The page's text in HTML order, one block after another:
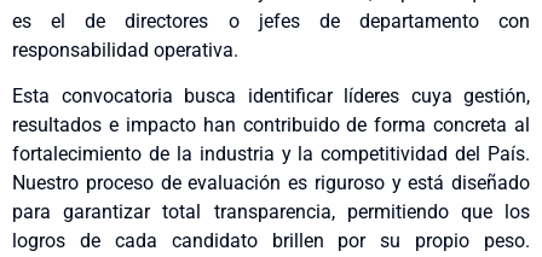
es el de directores o jefes de departamento con
responsabilidad operativa.
Esta convocatoria busca identificar líderes cuya gestión,
resultados e impacto han contribuido de forma concreta al
fortalecimiento de la industria y la competitividad del País.
Nuestro proceso de evaluación es riguroso y está diseñado
para garantizar total transparencia, permitiendo que los
logros de cada candidato brillen por su propio peso.